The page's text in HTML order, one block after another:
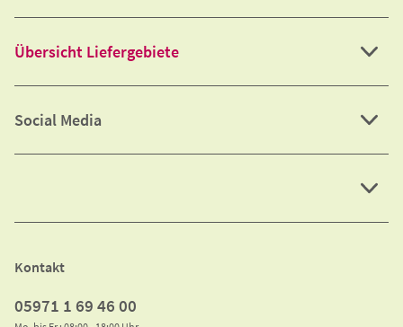
Übersicht Liefergebiete
Social Media
Kontakt
05971 1 69 46 00